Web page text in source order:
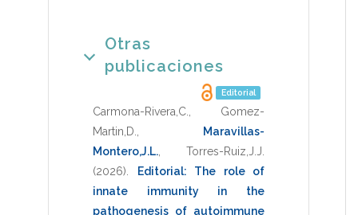
Otras
publicaciones
Editorial
Carmona-Rivera,C.
Gomez-
Martin,D.
Maravillas-
Montero,J.L.
Torres-Ruiz,J.J.
(2026)
Editorial: The role of
innate immunity in the
pathogenesis of autoimmune